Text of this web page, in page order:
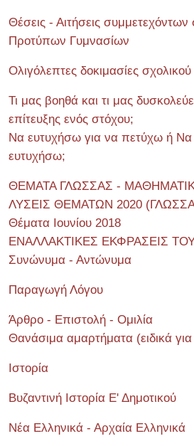
Θέσεις - Αιτήσεις συμμετεχόντων
Προτύπων Γυμνασίων
Ολιγόλεπτες δοκιμασίες
Τι μας βοηθά και τι μας
επίτευξης ενός στόχου;
Να ευτυχήσω για να πετύχω ή
ευτυχήσω;
ΘΕΜΑΤΑ ΓΛΩΣΣΑΣ -
ΛΥΣΕΙΣ ΘΕΜΑΤΩΝ 2020
Θέματα Ιουνίου 2018
ΕΝΑΛΛΑΚΤΙΚΕΣ ΕΚΦΡΑΣΕΙΣ
Συνώνυμα - Αντώνυμα
Παραγωγή Λόγου
Άρθρο - Επιστολή - Ομιλία
Θανάσιμα αμαρτήματα (ειδικά για
Ιστορία
Βυζαντινή Ιστορία Ε' Δημοτικού
Νέα Ελληνικά - Αρχαία Ελληνικά